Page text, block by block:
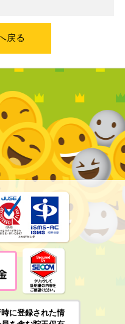
戻る
に登録された情